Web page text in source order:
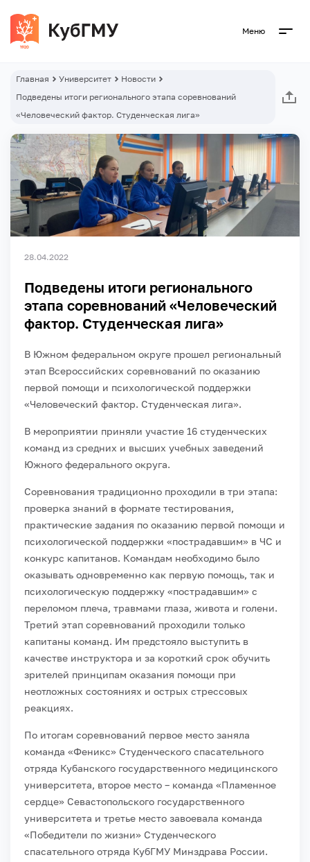
Меню
Главная Университет
Новости
Подведены итоги регионального этапа соревнований
«Человеческий фактор. Студенческая лига»
28.04.2022
Подведены итоги регионального
этапа соревнований «Человеческий
фактор. Студенческая лига»
В Южном федеральном округе прошел региональный
этап Всероссийских соревнований по оказанию
первой помощи и психологической поддержки
«Человеческий фактор. Студенческая лига».
В мероприятии приняли участие 16 студенческих
команд из средних и высших учебных заведений
Южного федерального округа.
Соревнования традиционно проходили в три этапа:
проверка знаний в формате тестирования,
практические задания по оказанию первой помощи и
психологической поддержки «пострадавшим» в ЧС и
конкурс капитанов. Командам необходимо было
оказывать одновременно как первую помощь, так и
психологическую поддержку «пострадавшим» с
переломом плеча, травмами глаза, живота и голени.
Третий этап соревнований проходили только
капитаны команд. Им предстояло выступить в
качестве инструктора и за короткий срок обучить
зрителей принципам оказания помощи при
неотложных состояниях и острых стрессовых
реакциях.
По итогам соревнований первое место заняла
команда «Феникс» Студенческого спасательного
отряда Кубанского государственного медицинского
университета, второе место – команда «Пламенное
сердце» Севастопольского государственного
университета и третье место завоевала команда
«Победители по жизни» Студенческого
спасательного отряда КубГМУ Минздрава России.